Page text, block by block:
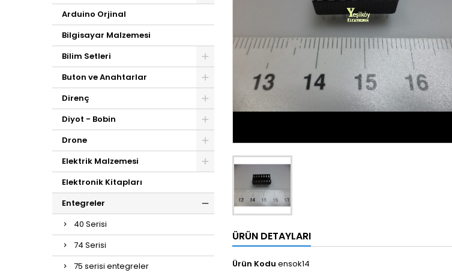
Arduino Orjinal
Bilgisayar Malzemesi
Bilim Setleri
Buton ve Anahtarlar
Direnç
Diyot - Bobin
Drone
Elektrik Malzemesi
Elektronik Kitapları
Entegreler
40 Serisi
74 Serisi
75 serisi entegreler
ÜRÜN DETAYLARI
Ürün Kodu ensok14